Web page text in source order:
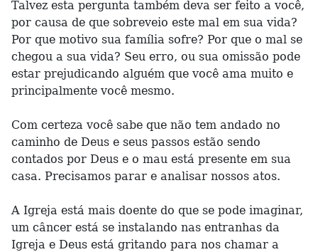
Talvez esta pergunta também deva ser feito a você,
por causa de que sobreveio este mal em sua vida?
Por que motivo sua família sofre? Por que o mal se
chegou a sua vida? Seu erro, ou sua omissão pode
estar prejudicando alguém que você ama muito e
principalmente você mesmo.
Com certeza você sabe que não tem andado no
caminho de Deus e seus passos estão sendo
contados por Deus e o mau está presente em sua
casa. Precisamos parar e analisar nossos atos.
A Igreja está mais doente do que se pode imaginar,
um câncer está se instalando nas entranhas da
Igreja e Deus está gritando para nos chamar a